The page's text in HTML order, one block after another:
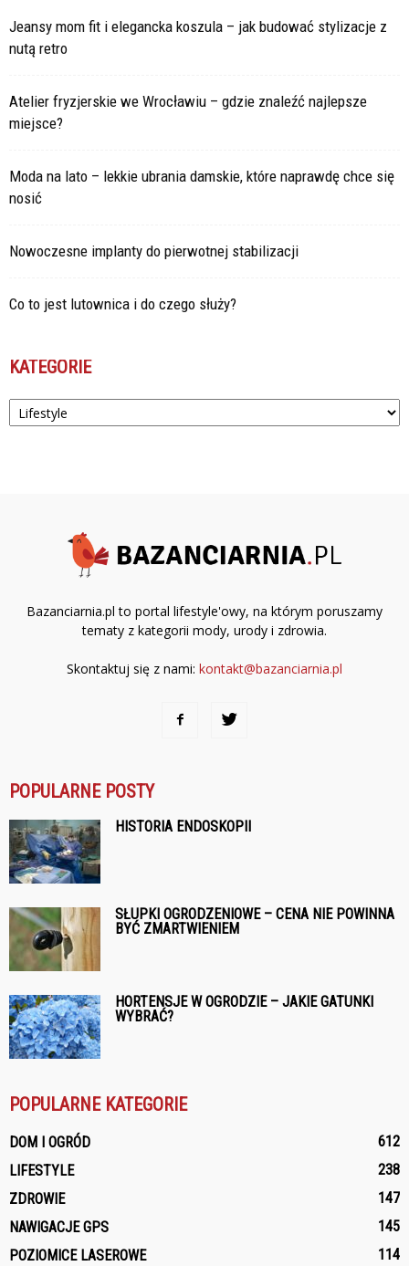
Jeansy mom fit i elegancka koszula – jak budować stylizacje z
nutą retro
Atelier fryzjerskie we Wrocławiu – gdzie znaleźć najlepsze
miejsce?
Moda na lato – lekkie ubrania damskie, które naprawdę chce się
nosić
Nowoczesne implanty do pierwotnej stabilizacji
Co to jest lutownica i do czego służy?
KATEGORIE
Kategorie
Bazanciarnia.pl to portal lifestyle'owy, na którym poruszamy
tematy z kategorii mody, urody i zdrowia.
Skontaktuj się z nami: kontakt@bazanciarnia.pl
POPULARNE POSTY
HISTORIA ENDOSKOPII
SŁUPKI OGRODZENIOWE – CENA NIE POWINNA
BYĆ ZMARTWIENIEM
HORTENSJE W OGRODZIE – JAKIE GATUNKI
WYBRAĆ?
POPULARNE KATEGORIE
DOM I OGRÓD
612
LIFESTYLE
238
ZDROWIE
147
NAWIGACJE GPS
145
POZIOMICE LASEROWE
114